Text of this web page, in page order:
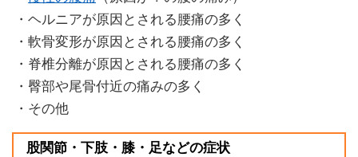
・ヘルニアが原因とされる腰痛の多く
・軟骨変形が原因とされる腰痛の多く
・脊椎分離が原因とされる腰痛の多く
・臀部や尾骨付近の痛みの多く
・その他
股関節・下肢・膝・足などの症状